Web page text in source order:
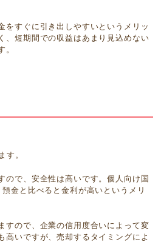
をすぐに引き出しやすいというメリッ
、短期間での収益はあまり見込めない
。
す。
ので、安全性は高いです。個人向け国
金と比べると金利が高いというメリ
すので、企業の信用度合いによって変
高いですが、売却するタイミングによ